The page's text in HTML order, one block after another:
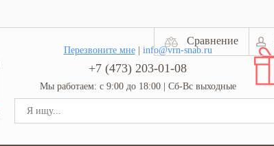
Сравнение
Перезвоните мне| info@vrn-snab.ru
+7 (473) 203-01-08
Мы работаем: с 9:00 до 18:00 | Сб-Вс выходные